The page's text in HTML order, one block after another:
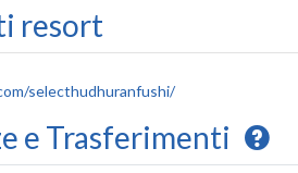
resort
selecthudhuranfushi/
e Trasferimenti